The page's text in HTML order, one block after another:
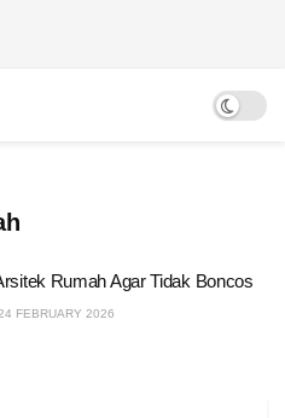
Rumah Agar Tidak Boncos
FEBRUARY 2026